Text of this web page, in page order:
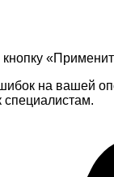
на вашей
специалистам.